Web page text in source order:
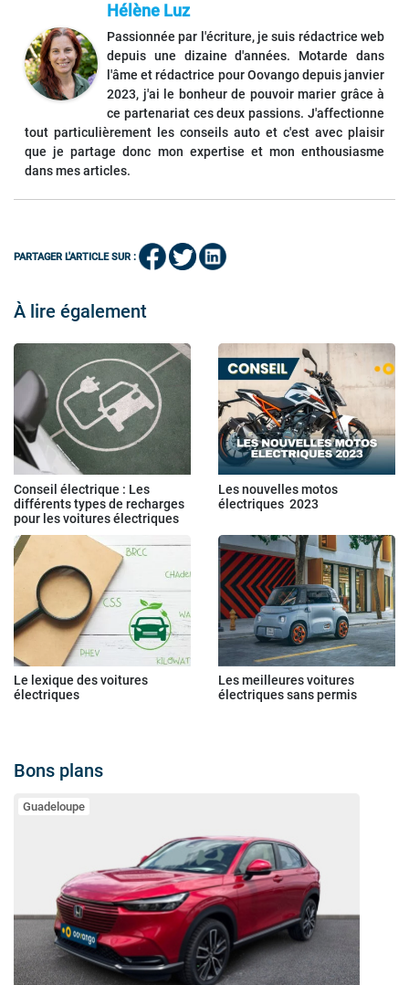
Hélène Luz
Passionnée par l'écriture, je suis rédactrice web
depuis une dizaine d'années. Motarde dans
l'âme et rédactrice pour Oovango depuis janvier
2023, j'ai le bonheur de pouvoir marier grâce à
ce partenariat ces deux passions. J'affectionne
tout particulièrement les conseils auto et c'est avec plaisir
que je partage donc mon expertise et mon enthousiasme
dans mes articles.
PARTAGER L'ARTICLE SUR :
À lire également
Conseil électrique : Les
différents types de recharges
pour les voitures électriques
Les nouvelles motos
électriques 2023
Le lexique des voitures
électriques
Les meilleures voitures
électriques sans permis
Bons plans
Guadeloupe